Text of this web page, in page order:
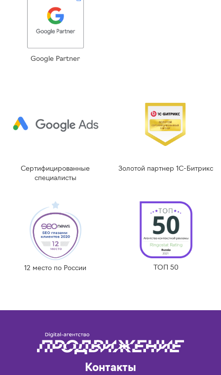
Google Partner
Сертифицированные
специалисты
Золотой партнер 1С-Битрикс
12 место по России ТОП 50
Контакты